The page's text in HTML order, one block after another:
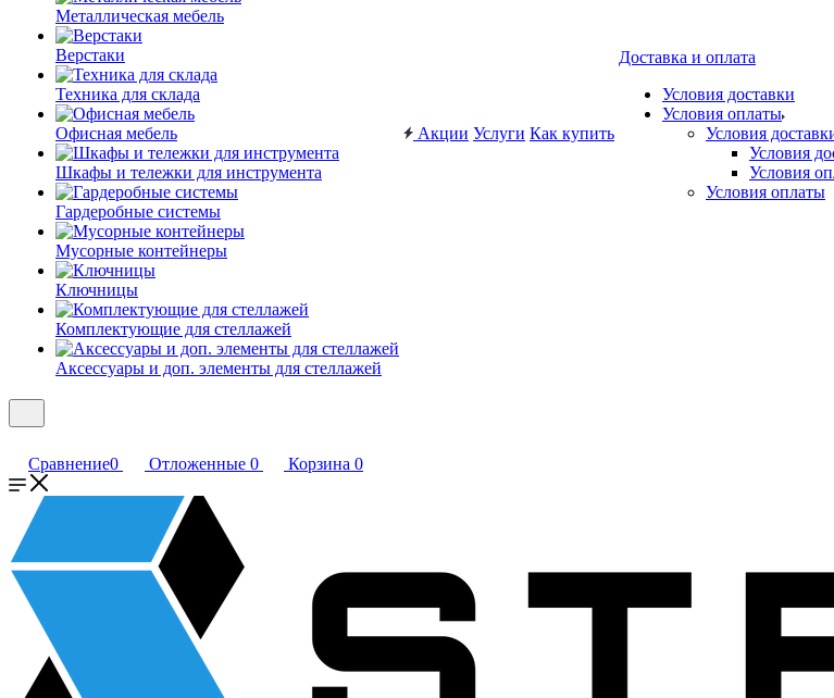
Металлическая мебель
Верстаки
Техника для склада
Офисная мебель
Шкафы и тележки для инструмента
Гардеробные системы
Мусорные контейнеры
Ключницы
Комплектующие для стеллажей
Аксессуары и доп. элементы для стеллажей
Акции Услуги Как купить
Доставка и оплата
Условия доставки
Условия оплаты
Условия
Условия
Условия
Условия оплаты
Сравнение0 Отложенные 0 Корзина 0